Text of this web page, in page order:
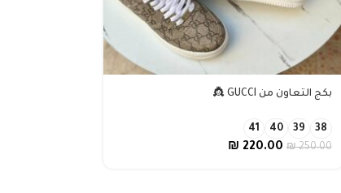
بكج التعاون من GUCCI 👸
38
39
40
41
₪250.00
₪ 220.00